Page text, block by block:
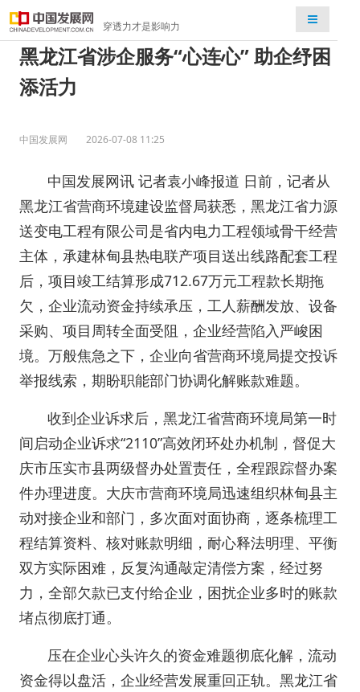
穿透力才是影响力
检索
黑龙江省涉企服务“心连心” 助企纾困
添活力
中国发展网 2026-07-08 11:25
中国发展网讯 记者袁小峰报道 日前，记者从
黑龙江省营商环境建设监督局获悉，黑龙江省力源
送变电工程有限公司是省内电力工程领域骨干经营
主体，承建林甸县热电联产项目送出线路配套工程
后，项目竣工结算形成712.67万元工程款长期拖
欠，企业流动资金持续承压，工人薪酬发放、设备
采购、项目周转全面受阻，企业经营陷入严峻困
境。万般焦急之下，企业向省营商环境局提交投诉
举报线索，期盼职能部门协调化解账款难题。
收到企业诉求后，黑龙江省营商环境局第一时
间启动企业诉求“2110”高效闭环处办机制，督促大
庆市压实市县两级督办处置责任，全程跟踪督办案
件办理进度。大庆市营商环境局迅速组织林甸县主
动对接企业和部门，多次面对面协商，逐条梳理工
程结算资料、核对账款明细，耐心释法明理、平衡
双方实际困难，反复沟通敲定清偿方案，经过努
力，全部欠款已支付给企业，困扰企业多时的账款
堵点彻底打通。
压在企业心头许久的资金难题彻底化解，流动
资金得以盘活，企业经营发展重回正轨。黑龙江省